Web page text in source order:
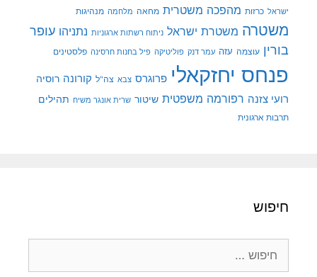
ישראל כרזות מהפכה משטרית מחאה מלחמה מנהיגות
משטרה משטרת ישראל ניתוח רשתות ארגוניות נתניהו עופר
בורין עוצמה עזה עמר דנק פוליטיקה פיל בחנות חרסינה פלסטינים
פנחס יחזקאלי פרוגרס צבא צה"ל קורונה רוסיה
רועי צזנה רפורמה משפטית שיטור שרית אונגר משיח תהילים
תרבות ארגונית
חיפוש